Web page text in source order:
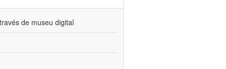
de museu digital